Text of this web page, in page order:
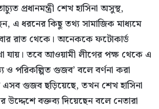
প্রধানমন্ত্রী শেখ হাসিনা অসুস্থ,
এ ধরনের কিছু তথ্য সামাজিক মাধ্যমে
রাত থেকে। অনেককে ফটোকার্ড
যায়। তবে আওয়ামী লীগের পক্ষ থেকে এ
ও পরিকল্পিত গুজব’ বলে বর্ণনা করা
গুজব ছড়িয়েছে, তখন শেখ হাসিনা
উদ্দেশে বক্তব্য দিয়েছেন বলে নেতারা